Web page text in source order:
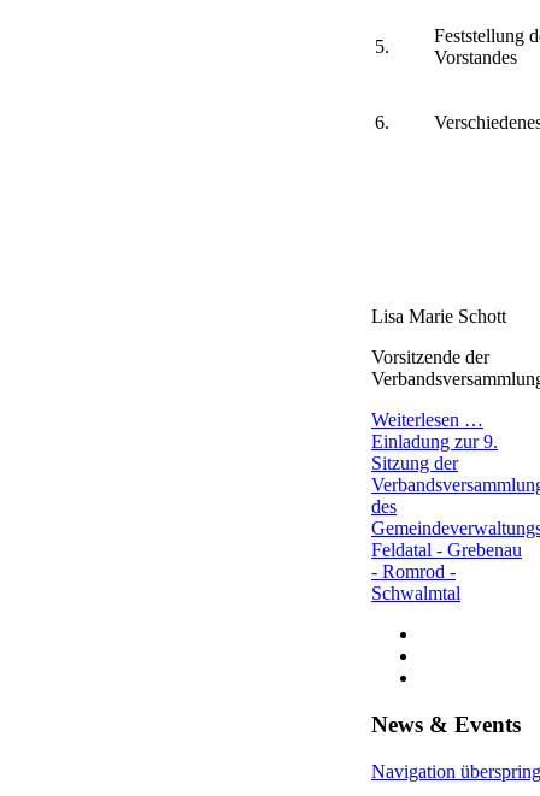
5.
Feststellung
Vorstandes
6.
Lisa Marie Schott
Vorsitzende der
Weiterlesen …
Einladung zur 9.
Sitzung der
des
Feldatal - Grebenau
- Romrod -
Schwalmtal
News & Events
Navigation